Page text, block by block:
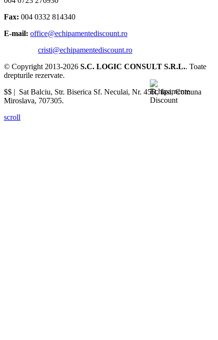
Fax: 004 0332 814340
E-mail: office@echipamentediscount.ro
cristi@echipamentediscount.ro
© Copyright 2013-2026 S.C. LOGIC CONSULT S.R.L.. Toate
drepturile rezervate.
$$ | Sat Balciu, Str. Biserica Sf. Neculai, Nr. 45R,Iasi,Comuna
Miroslava, 707305.
scroll